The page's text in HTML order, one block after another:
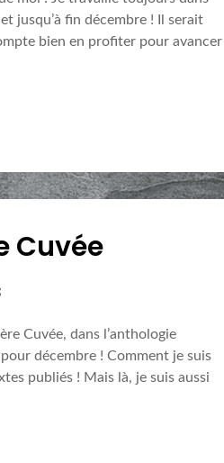
jusqu’à fin décembre ! Il serait
bien en profiter pour avancer
Cuvée
Cuvée, dans l’anthologie
décembre ! Comment je suis
publiés ! Mais là, je suis aussi